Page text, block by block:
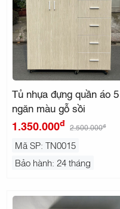
Tủ nhựa đựng quần áo 5
ngăn màu gỗ sồi
1.350.000đ 2.500.000đ
Mã SP: TN0015
Bảo hành: 24 tháng